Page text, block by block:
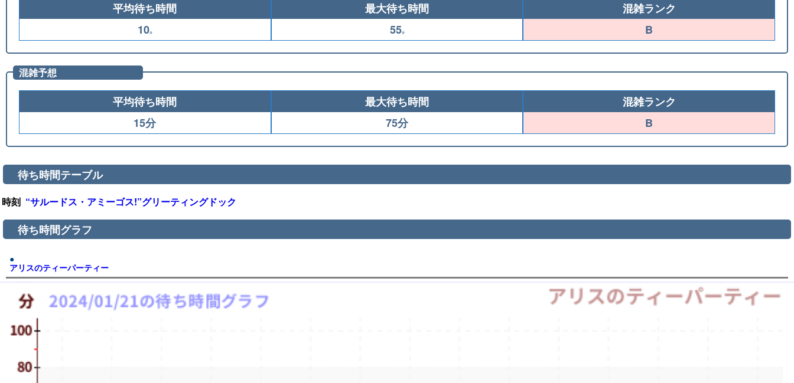
平均待ち時間
10分
最大待ち時間
55分
混雑ランク
混雑予想
平均待ち時間
15分
最大待ち時間
75分
混雑ランク
待ち時間テーブル
時刻 “サルードス・アミーゴス!”グリーティングドック
待ち時間グラフ
アリスのティーパーティー